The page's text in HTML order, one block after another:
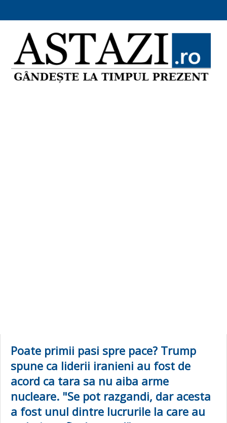
Poate primii pasi spre pace? Trump
spune ca liderii iranieni au fost de
acord ca tara sa nu aiba arme
nucleare. "Se pot razgandi, dar acesta
a fost unul dintre lucrurile la care au